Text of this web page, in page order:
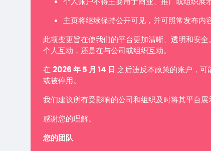
主页将继续保持公开可见，并可照常发布内
此项变更旨在使我们的平台更加清晰、透明和安
个人互动，还是在与公司或组织互动。
在 2026 年 5 月 14 日 之后违反本政策的账户，可
或被停用。
我们建议所有受影响的公司和组织及时将其平台展
感谢您的理解。
您的团队